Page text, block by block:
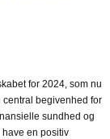
for 2024, som nu
begivenhed for
sundhed og
en positiv